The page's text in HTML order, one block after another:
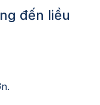
đến liều